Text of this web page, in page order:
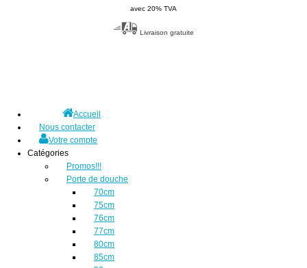
avec 20% TVA
Livraison gratuite
Accueil
Nous contacter
Votre compte
Catégories
Promos!!!
Porte de douche
70cm
75cm
76cm
77cm
80cm
85cm